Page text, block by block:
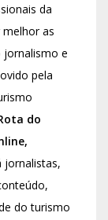
da
as
e
pela
do
jornalistas,
do turismo